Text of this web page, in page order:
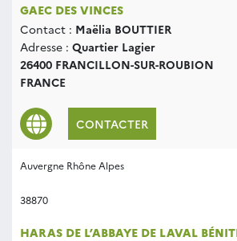
GAEC DES VINCES
Contact : Maëlia BOUTTIER
Adresse : Quartier Lagier
26400 FRANCILLON-SUR-ROUBION
FRANCE
CONTACTER
Auvergne Rhône Alpes
38870
HARAS DE L’ABBAYE DE LAVAL